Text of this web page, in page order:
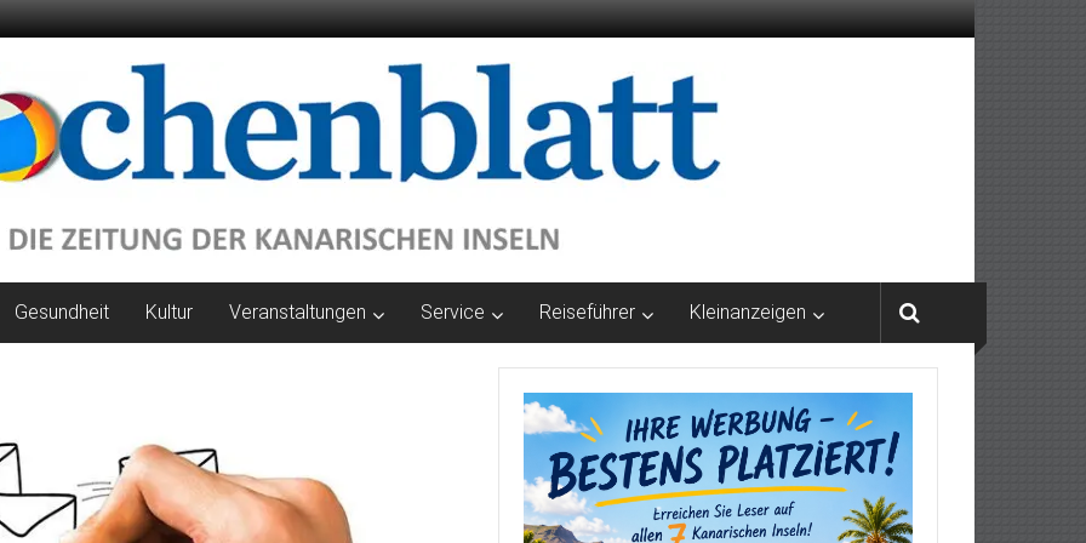
Gesundheit Kultur Veranstaltungen Service Reiseführer Kleinanzeigen